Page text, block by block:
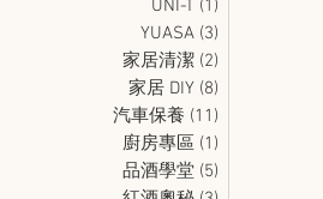
UNI-T (1)
YUASA (3)
家居清潔 (2)
家居 DIY (8)
汽車保養 (11)
廚房專區 (1)
品酒學堂 (5)